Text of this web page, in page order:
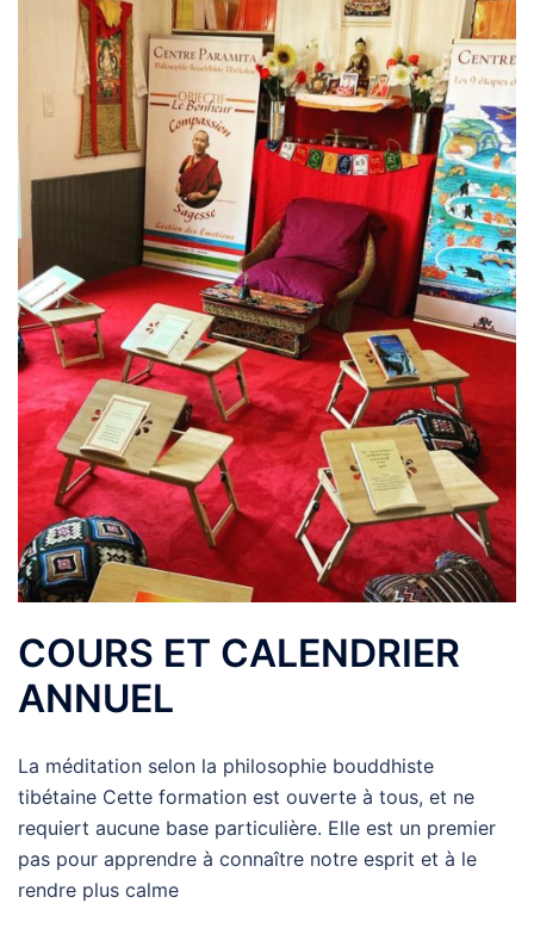
COURS ET CALENDRIER
ANNUEL
La méditation selon la philosophie bouddhiste
tibétaine Cette formation est ouverte à tous, et ne
requiert aucune base particulière. Elle est un premier
pas pour apprendre à connaître notre esprit et à le
rendre plus calme